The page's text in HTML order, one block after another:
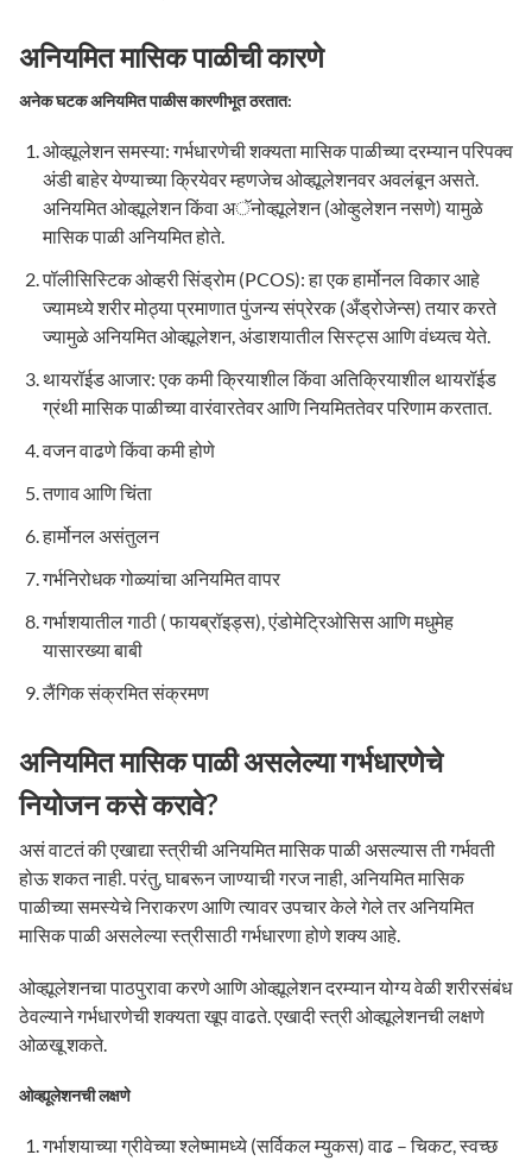
अनियमित मासिक पाळीची कारणे
अनेक घटक अनियमित पाळीस कारणीभूत ठरतात:
ओव्ह्यूलेशन समस्या: गर्भधारणेची शक्यता मासिक पाळीच्या दरम्यान परिपक्व
अंडी बाहेर येण्याच्या क्रियेवर म्हणजेच ओव्ह्यूलेशनवर अवलंबून असते.
अनियमित ओव्ह्यूलेशन किंवा अॅनोव्ह्यूलेशन (ओव्हुलेशन नसणे) यामुळे
मासिक पाळी अनियमित होते.
पॉलीसिस्टिक ओव्हरी सिंड्रोम (PCOS): हा एक हार्मोनल विकार आहे
ज्यामध्ये शरीर मोठ्या प्रमाणात पुंजन्य संप्रेरक (अँड्रोजेन्स) तयार करते
ज्यामुळे अनियमित ओव्ह्यूलेशन, अंडाशयातील सिस्ट्स आणि वंध्यत्व येते.
थायरॉईड आजार: एक कमी क्रियाशील किंवा अतिक्रियाशील थायरॉईड
ग्रंथी मासिक पाळीच्या वारंवारतेवर आणि नियमिततेवर परिणाम करतात.
वजन वाढणे किंवा कमी होणे
तणाव आणि चिंता
हार्मोनल असंतुलन
गर्भनिरोधक गोळ्यांचा अनियमित वापर
गर्भाशयातील गाठी ( फायब्रॉइड्स), एंडोमेट्रिओसिस आणि मधुमेह
यासारख्या बाबी
लैंगिक संक्रमित संक्रमण
अनियमित मासिक पाळी असलेल्या गर्भधारणेचे
नियोजन कसे करावे?
असं वाटतं की एखाद्या स्त्रीची अनियमित मासिक पाळी असल्यास ती गर्भवती
होऊ शकत नाही. परंतु, घाबरून जाण्याची गरज नाही, अनियमित मासिक
पाळीच्या समस्येचे निराकरण आणि त्यावर उपचार केले गेले तर अनियमित
मासिक पाळी असलेल्या स्त्रीसाठी गर्भधारणा होणे शक्य आहे.
ओव्ह्यूलेशनचा पाठपुरावा करणे आणि ओव्ह्यूलेशन दरम्यान योग्य वेळी शरीरसंबंध
ठेवल्याने गर्भधारणेची शक्यता खूप वाढते. एखादी स्त्री ओव्ह्यूलेशनची लक्षणे
ओळखू शकते.
ओव्ह्यूलेशनची लक्षणे
गर्भाशयाच्या ग्रीवेच्या श्लेष्मामध्ये (सर्विकल म्युकस) वाढ – चिकट, स्वच्छ